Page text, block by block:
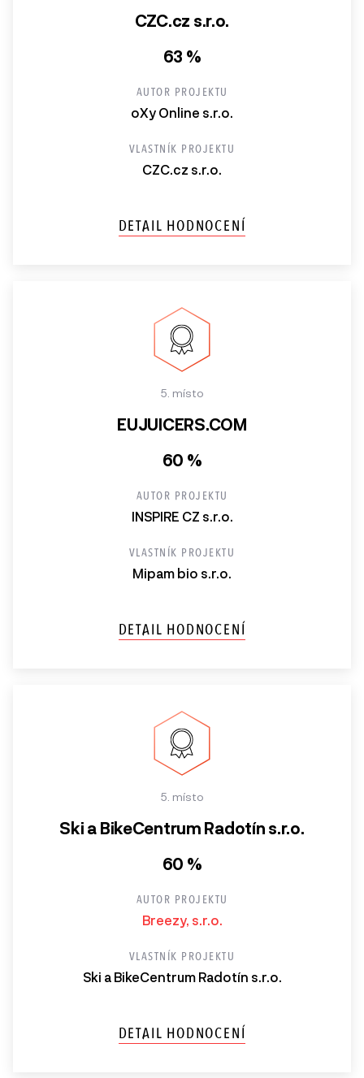
CZC.cz s.r.o.
63 %
AUTOR PROJEKTU
oXy Online s.r.o.
VLASTNÍK PROJEKTU
CZC.cz s.r.o.
DETAIL HODNOCENÍ
5. místo
EUJUICERS.COM
60 %
AUTOR PROJEKTU
INSPIRE CZ s.r.o.
VLASTNÍK PROJEKTU
Mipam bio s.r.o.
DETAIL HODNOCENÍ
5. místo
Ski a BikeCentrum Radotín s.r.o.
60 %
AUTOR PROJEKTU
Breezy, s.r.o.
VLASTNÍK PROJEKTU
Ski a BikeCentrum Radotín s.r.o.
DETAIL HODNOCENÍ